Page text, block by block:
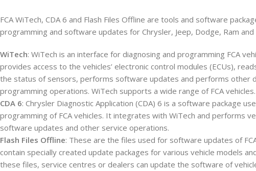
FCA WiTech, CDA 6 and Flash Files Offline are tools and software
programming and software updates for Chrysler, Jeep, Dodge, Ram and
WiTech: WiTech is an interface for diagnosing and programming FCA
provides access to the vehicles’ electronic control modules (ECUs),
the status of sensors, performs software updates and performs other
programming operations. WiTech supports a wide range of FCA vehicles.
CDA 6: Chrysler Diagnostic Application (CDA) 6 is a software package
programming of FCA vehicles. It integrates with WiTech and performs
software updates and other service operations.
Flash Files Offline: These are the files used for software updates of
contain specially created update packages for various vehicle models
these files, service centres or dealers can update the software of